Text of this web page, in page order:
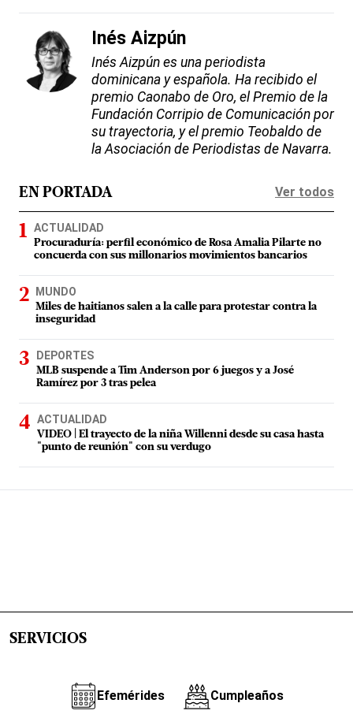
Inés Aizpún
Inés Aizpún es una periodista
dominicana y española. Ha recibido el
premio Caonabo de Oro, el Premio de la
Fundación Corripio de Comunicación por
su trayectoria, y el premio Teobaldo de
la Asociación de Periodistas de Navarra.
EN PORTADA Ver todos
ACTUALIDAD
Procuraduría: perfil económico de Rosa Amalia Pilarte no
concuerda con sus millonarios movimientos bancarios
MUNDO
Miles de haitianos salen a la calle para protestar contra la
inseguridad
DEPORTES
MLB suspende a Tim Anderson por 6 juegos y a José
Ramírez por 3 tras pelea
ACTUALIDAD
VIDEO | El trayecto de la niña Willenni desde su casa hasta
"punto de reunión" con su verdugo
SERVICIOS
Efemérides Cumpleaños